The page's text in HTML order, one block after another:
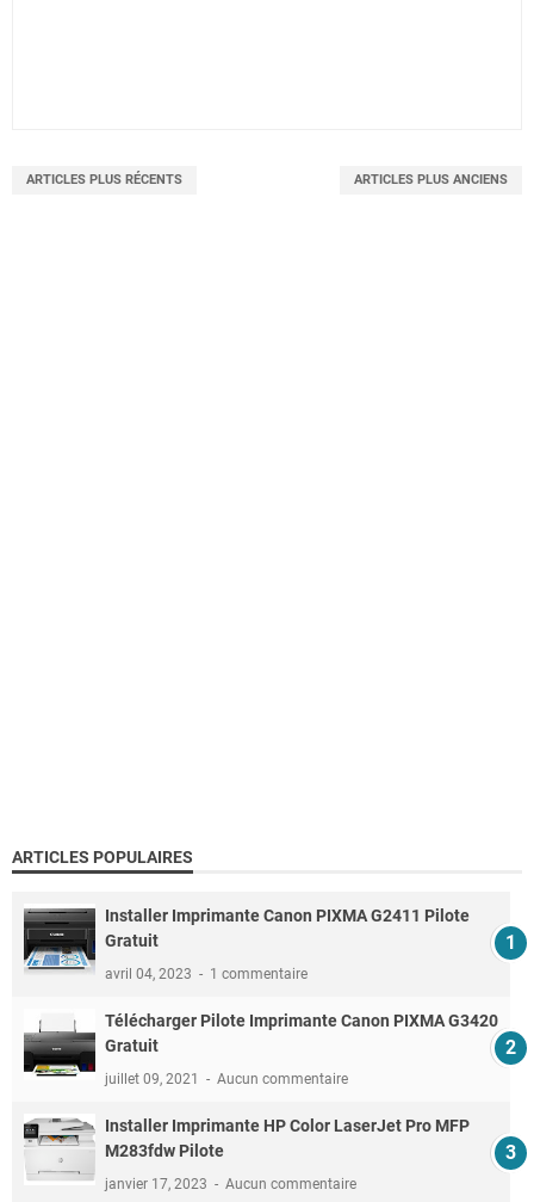
ARTICLES PLUS RÉCENTS ARTICLES PLUS ANCIENS
ARTICLES POPULAIRES
Installer Imprimante Canon PIXMA G2411 Pilote
Gratuit
avril 04, 2023 1 commentaire
Télécharger Pilote Imprimante Canon PIXMA G3420
Gratuit
juillet 09, 2021 Aucun commentaire
Installer Imprimante HP Color LaserJet Pro MFP
M283fdw Pilote
janvier 17, 2023 Aucun commentaire